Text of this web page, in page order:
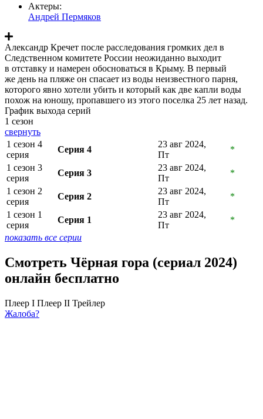
Актеры:
Андрей Пермяков
Александр Кречет после расследования громких дел в
Следственном комитете России неожиданно выходит
в отставку и намерен обосноваться в Крыму. В первый
же день на пляже он спасает из воды неизвестного парня,
которого явно хотели убить и который как две капли воды
похож на юношу, пропавшего из этого поселка 25 лет назад.
График выхода серий
1 сезон
свернуть
1 сезон 4
серия
Серия 4
23 авг 2024,
Пт
*
1 сезон 3
серия
Серия 3
23 авг 2024,
Пт
*
1 сезон 2
серия
Серия 2
23 авг 2024,
Пт
*
1 сезон 1
серия
Серия 1
23 авг 2024,
Пт
*
показать все серии
Смотреть Чёрная гора (сериал 2024)
онлайн бесплатно
Плеер I Плеер II Трейлер
Жалоба?